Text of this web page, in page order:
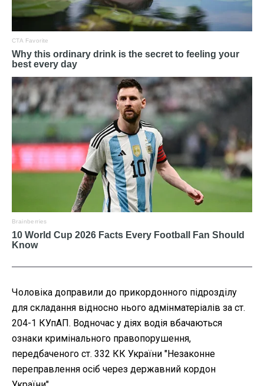
Чоловіка доправили до прикордонного підрозділу
для складання відносно нього адмінматеріалів за ст.
204-1 КУпАП. Водночас у діях водія вбачаються
ознаки кримінального правопорушення,
передбаченого ст. 332 КК України "Незаконне
переправлення осіб через державний кордон